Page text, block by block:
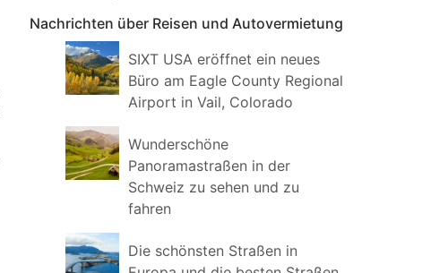
Nachrichten über Reisen und Autovermietung
SIXT USA eröffnet ein neues
Büro am Eagle County Regional
Airport in Vail, Colorado
Wunderschöne
Panoramastraßen in der
Schweiz zu sehen und zu
fahren
Die schönsten Straßen in